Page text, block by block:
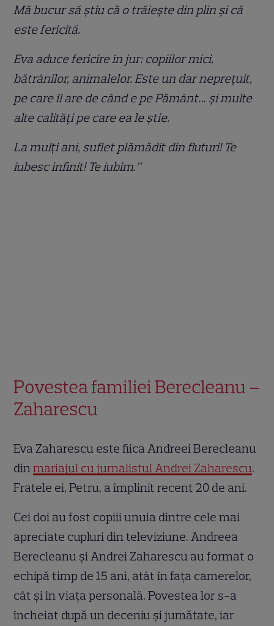
Mă bucur să știu că o trăiește din plin și că
este fericită.
Eva aduce fericire în jur: copiilor mici,
bătrânilor, animalelor. Este un dar neprețuit,
pe care îl are de când e pe Pământ… și multe
alte calități pe care ea le știe.
La mulți ani, suflet plămădit din fluturi! Te
iubesc infinit! Te iubim.”
Povestea familiei Berecleanu –
Zaharescu
Eva Zaharescu este fiica Andreei Berecleanu
dinmariajul cu jurnalistul Andrei Zaharescu.
Fratele ei, Petru, a împlinit recent 20 de ani.
Cei doi au fost copiii unuia dintre cele mai
apreciate cupluri din televiziune. Andreea
Berecleanu și Andrei Zaharescu au format o
echipă timp de 15 ani, atât în fața camerelor,
cât și în viața personală. Povestea lor s-a
încheiat după un deceniu și jumătate, iar